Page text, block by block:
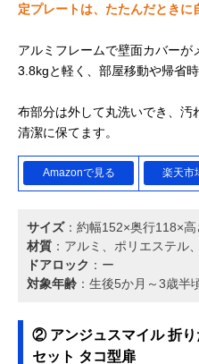
定プレートは、たたんだときに
アルミフレームで壁面カバーが
3.8kgと軽く、部屋移動や帰省
布部分は外して丸洗いでき、汚
清潔に保てます。
Amazonで見る 楽天市
サイズ：約幅152×奥行118×高
材質 ：アルミ、ポリエステル
ドアロック ：ー
対象年齢 ：生後5か月～3歳半
② アンジュスマイル 折
セット タコ型扉